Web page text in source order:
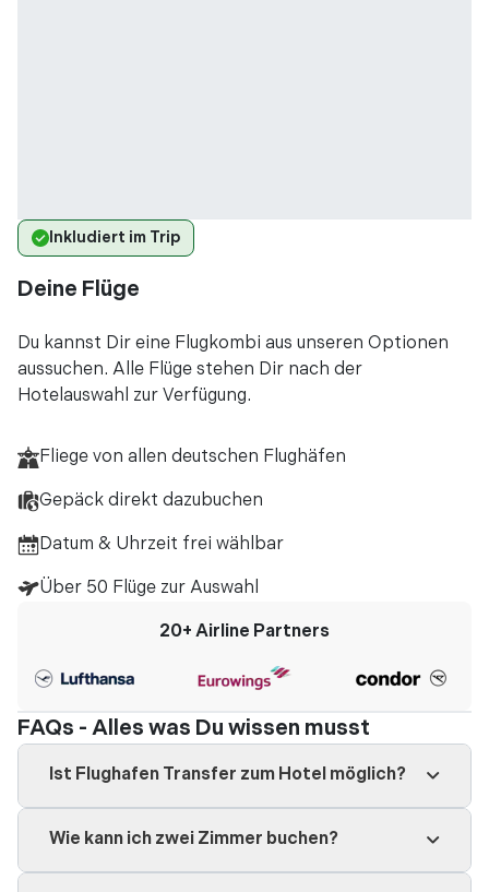
Inkludiert im Trip
Deine Flüge
Du kannst Dir eine Flugkombi aus unseren Optionen
aussuchen. Alle Flüge stehen Dir nach der
Hotelauswahl zur Verfügung.
Fliege von allen deutschen Flughäfen
Gepäck direkt dazubuchen
Datum & Uhrzeit frei wählbar
Über 50 Flüge zur Auswahl
20+ Airline Partners
FAQs - Alles was Du wissen musst
Ist Flughafen Transfer zum Hotel möglich?
Wie kann ich zwei Zimmer buchen?